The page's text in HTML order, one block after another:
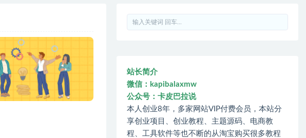
站长简介
微信：kapibalaxmw
公众号：卡皮巴拉说
本人创业8年，多家网站VIP付费会员，本站分
享创业项目、创业教程、主题源码、电商教
程、工具软件等也不断的从淘宝购买很多教程